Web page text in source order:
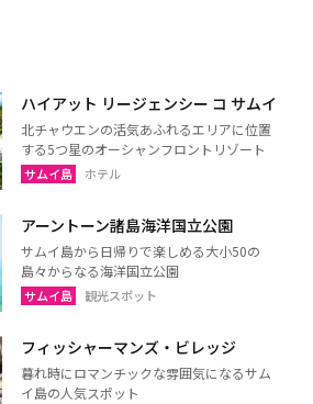
ハイアット リージェンシー コ サムイ
北チャウエンの活気あふれるエリアに位置
する5つ星のオーシャンフロントリゾート
サムイ島 ホテル
アーントーン諸島海洋国立公園
サムイ島から日帰りで楽しめる大小50の
島々からなる海洋国立公園
サムイ島 観光スポット
フィッシャーマンズ・ビレッジ
暮れ時にロマンチックな雰囲気になるサム
イ島の人気スポット